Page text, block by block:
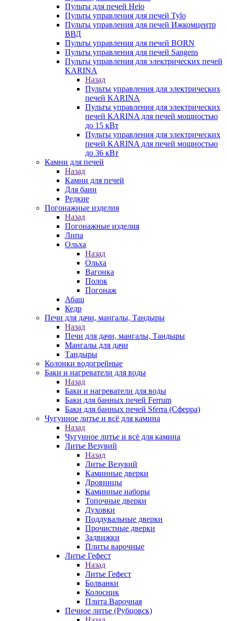
Пульты для печей Helo
Пульты управления для печей Tylo
Пульты управления для печей Ижкомцентр
ВВД
Пульты управления для печей BORN
Пульты управления для печей Sangens
Пульты управления для электрических печей
KARINA
Назад
Пульты управления для электрических
печей KARINA
Пульты управления для электрических
печей KARINA для печей мощностью
до 15 кВт
Пульты управления для электрических
печей KARINA для печей мощностью
до 36 кВт
Камни для печей
Назад
Камни для печей
Для бани
Редкие
Погонажные изделия
Назад
Погонажные изделия
Липа
Ольха
Назад
Ольха
Вагонка
Полок
Погонаж
Абаш
Кедр
Печи для дачи, мангалы, Тандыры
Назад
Печи для дачи, мангалы, Тандыры
Мангалы для дачи
Тандыры
Колонки водогрейные
Баки и нагреватели для воды
Назад
Баки и нагреватели для воды
Баки для банных печей Ferrum
Баки для банных печей Sferra (Сферра)
Чугунное литье и всё для камина
Назад
Чугунное литье и всё для камина
Литье Везувий
Назад
Литье Везувий
Каминные дверки
Дровницы
Каминные наборы
Топочные дверки
Духовки
Поддувальные дверки
Прочистные дверки
Задвижки
Плиты варочные
Литье Гефест
Назад
Литье Гефест
Болванки
Колосник
Плита Варочная
Печное литье (Рубцовск)